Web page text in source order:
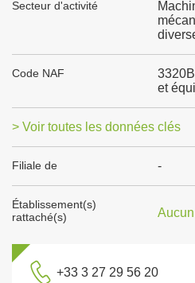
Secteur d'activité
Code NAF
et
> Voir toutes les données clés
Filiale de -
Établissement(s)
rattaché(s)
Aucun
+33 3 27 29 56 20